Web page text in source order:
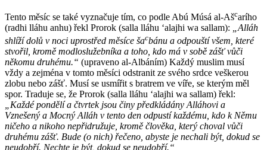
Tento měsíc se také vyznačuje tím, co podle Abú Músá al-Ašcarího
(radhi lláhu anhu) řekl Prorok (salla lláhu ʻalajhi wa sallam):
„Alláh
shlíží dolů v noci uprostřed měsíce šacbánu a odpouští všem, které
stvořil, kromě modloslužebníka a toho, kdo má v sobě zášť vůči
někomu druhému.“ (upraveno al-Albáním) Každý muslim musí
vždy a zejména v tomto měsíci odstranit ze svého srdce veškerou
zlobu nebo zášť. Musí se usmířit s bratrem ve víře, se kterým měl
spor. Traduje se, že Prorok (salla lláhu ʻalajhi wa sallam) řekl:
„Každé pondělí a čtvrtek jsou činy předkládány Alláhovi a
Vznešený a Mocný Alláh v tento den odpustí každému, kdo k Němu
ničeho a nikoho nepřidružuje, kromě člověka, který choval vůči
druhému zášť. Bude (o nich) řečeno, abyste je nechali být, dokud se
neudobří. Nechte je být, dokud se neudobří.“